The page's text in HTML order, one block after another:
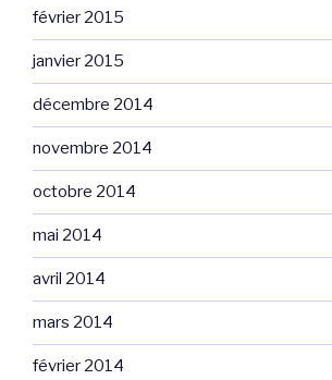
février 2015
janvier 2015
décembre 2014
novembre 2014
octobre 2014
mai 2014
avril 2014
mars 2014
février 2014